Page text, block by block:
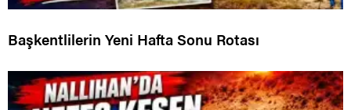
Başkentlilerin Yeni Hafta Sonu Rotası